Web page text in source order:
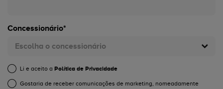
Concessionário*
Escolha o concessionário
Li e aceito a Política de Privacidade
Gostaria de receber comunicações de marketing, nomeadamente